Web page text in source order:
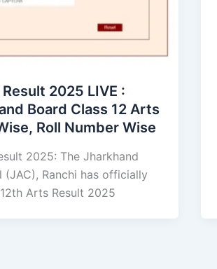
2025 LIVE :
Board Class 12 Arts
Roll Number Wise
2025: The Jharkhand
(JAC), Ranchi has officially
Arts Result 2025